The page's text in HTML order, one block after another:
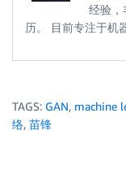
经验，
历。 目前专注于机
TAGS: GAN, machine
络, 苗锋